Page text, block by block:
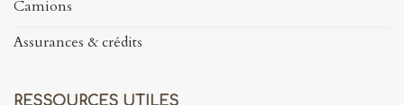
Camions
Assurances & crédits
RESSOURCES UTILES